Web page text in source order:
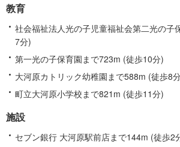
教育
社会福祉法人光の子児童福祉会第二光の子
7分)
第一光の子保育園まで723m (徒歩10分)
大河原カトリック幼稚園まで588m (徒歩8
町立大河原小学校まで821m (徒歩11分)
施設
セブン銀行 大河原駅前店まで144m (徒歩2